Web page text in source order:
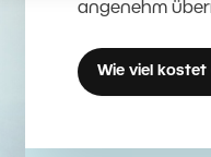
angenehm
Wie viel kostet